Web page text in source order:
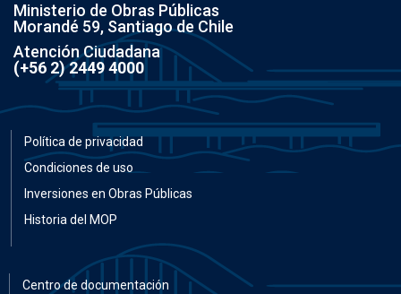
Ministerio de Obras Públicas
Morandé 59, Santiago de Chile
Atención Ciudadana
(+56 2) 2449 4000
Política de privacidad
Condiciones de uso
Inversiones en Obras Públicas
Historia del MOP
Centro de documentación